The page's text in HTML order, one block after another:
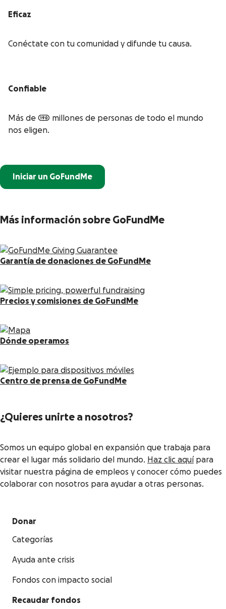
Eficaz
Conéctate con tu comunidad y difunde tu causa.
Confiable
Más de 190 millones de personas de todo el mundo
nos eligen.
Iniciar un GoFundMe
Más información sobre GoFundMe
Garantía de donaciones de GoFundMe
Precios y comisiones de GoFundMe
Dónde operamos
Centro de prensa de GoFundMe
¿Quieres unirte a nosotros?
Somos un equipo global en expansión que trabaja para
crear el lugar más solidario del mundo. Haz clic aquí para
visitar nuestra página de empleos y conocer cómo puedes
colaborar con nosotros para ayudar a otras personas.
Donar
Categorías
Ayuda ante crisis
Fondos con impacto social
Recaudar fondos